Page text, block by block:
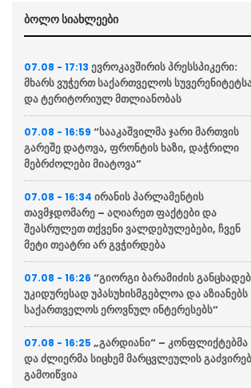
ბოლო სიახლეები
07.08 - 17:13 ევროკავშირის პრესსპიკერი:
მხარს ვუჭერთ საქართველოს
და ტერიტორიულ მთლიანობას
07.08 - 16:59 “სააკაშვილმა ჯარი მართვის
გარეშე დატოვა, ფრონტის ხაზი, დაჭრილი
მებრძოლები მიატოვა”
07.08 - 16:34 ირანის პარლამენტის
თავმჯდომარე – აღიარეთ ფაქტები და
შეასრულეთ თქვენი ვალდებულებები, ჩვენ
მეტი თეატრი არ გვჭირდება
07.08 - 16:26 “გიორგი ბარამიძის
უკიდურესად უპასუხისმგებლოა და აზიანებს
საქართველოს ეროვნულ ინტერესებს”
07.08 - 16:25 „გარდიანი“ – კონფლიქტებმა
და ძლიერმა სიცხემ მარცვლეულის
გამოიწვია